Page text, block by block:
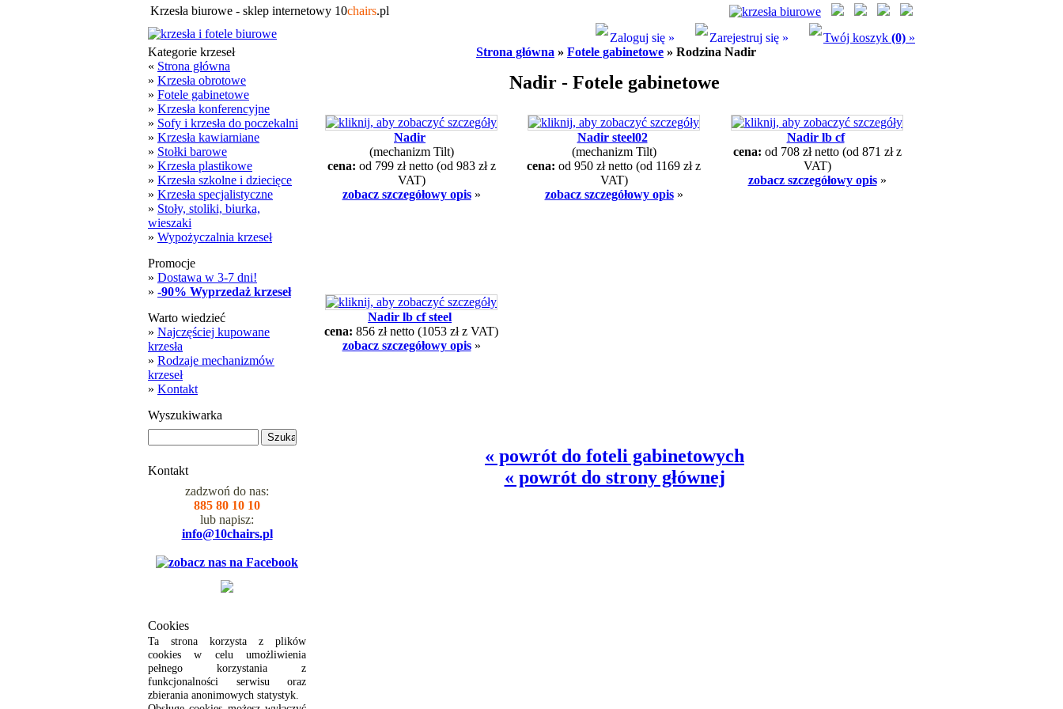
Krzesła biurowe - sklep internetowy 10chairs.pl
Zaloguj się »
Zarejestruj się » Twój koszyk (0) »
Kategorie krzeseł
« Strona główna
» Krzesła obrotowe
» Fotele gabinetowe
» Krzesła konferencyjne
» Sofy i krzesła do poczekalni
» Krzesła kawiarniane
» Stołki barowe
» Krzesła plastikowe
» Krzesła szkolne i dziecięce
» Krzesła specjalistyczne
» Stoły, stoliki, biurka,
wieszaki
» Wypożyczalnia krzeseł
Promocje
» Dostawa w 3-7 dni!
» -90% Wyprzedaż krzeseł
Warto wiedzieć
» Najczęściej kupowane
krzesła
» Rodzaje mechanizmów
krzeseł
» Kontakt
Wyszukiwarka
Kontakt
zadzwoń do nas:
885 80 10 10
lub napisz:
info@10chairs.pl
Cookies
Ta strona korzysta z plików
cookies w celu umożliwienia
pełnego korzystania z
funkcjonalności serwisu oraz
zbierania anonimowych statystyk.
Strona główna » Fotele gabinetowe » Rodzina Nadir
Nadir - Fotele gabinetowe
Nadir
(mechanizm Tilt)
cena: od 799 zł netto(od 983 zł z
VAT)
zobacz szczegółowy opis»
Nadir steel02
(mechanizm Tilt)
cena: od 950 zł netto (od 1169 zł z
VAT)
zobacz szczegółowy opis»
Nadir lb cf
cena: od 708 zł netto(od 871 zł z
VAT)
zobacz szczegółowy opis»
Nadir lb cf steel
cena: 856 zł netto (1053 zł z VAT)
zobacz szczegółowy opis»
« powrót do foteli gabinetowych
« powrót do strony głównej